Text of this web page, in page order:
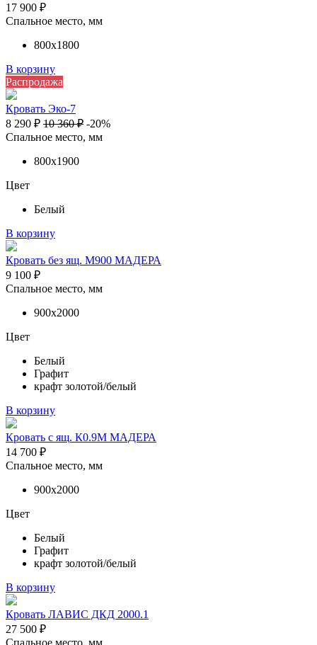
17 900 ₽
Спальное место, мм
800х1800
В корзину
Распродажа
Кровать Эко-7
8 290 ₽ 10 360₽ -20%
Спальное место, мм
800х1900
Цвет
Белый
В корзину
Кровать без ящ. М900 МАДЕРА
9 100 ₽
Спальное место, мм
900х2000
Цвет
Белый
Графит
крафт золотой/белый
В корзину
Кровать с ящ. К0.9М МАДЕРА
14 700 ₽
Спальное место, мм
900х2000
Цвет
Белый
Графит
крафт золотой/белый
В корзину
Кровать ЛАВИС ДКД 2000.1
27 500 ₽
Спальное место, мм